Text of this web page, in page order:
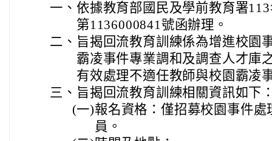
一、 依據教育部國民及學前教育署
第1136000841號函辦理。
二、 旨揭回流教育訓練係為增進校園
霸凌事件專業調和及調查人才庫
有效處理不適任教師與校園霸凌
三、 旨揭回流教育訓練相關資訊如下
(一)報名資格：僅招募校園事件
員。